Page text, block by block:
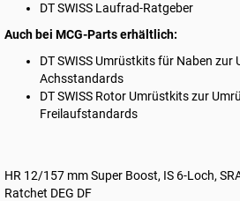
DT SWISS Laufrad-Ratgeber
Auch bei MCG-Parts erhältlich:
DT SWISS Umrüstkits für Naben zur
Achsstandards
DT SWISS Rotor Umrüstkitszur
Freilaufstandards
HR 12/157 mm Super Boost, IS 6-Loch,
Ratchet DEG DF